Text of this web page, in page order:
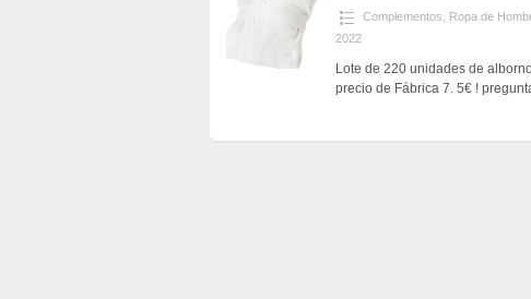
Complementos Ropa de
2022
Lote de 220 unidades de
precio de Fábrica 7. 5€ !